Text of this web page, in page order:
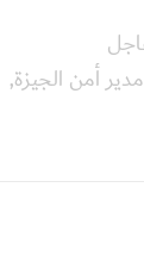
أمن الجيزة,